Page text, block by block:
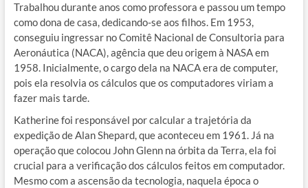
Trabalhou durante anos como professora e passou um tempo
como dona de casa, dedicando-se aos filhos. Em 1953,
conseguiu ingressar no Comitê Nacional de Consultoria para
Aeronáutica (NACA), agência que deu origem à NASA em
1958. Inicialmente, o cargo dela na NACA era de computer,
pois ela resolvia os cálculos que os computadores viriam a
fazer mais tarde.
Katherine foi responsável por calcular a trajetória da
expedição de Alan Shepard, que aconteceu em 1961. Já na
operação que colocou John Glenn na órbita da Terra, ela foi
crucial para a verificação dos cálculos feitos em computador.
Mesmo com a ascensão da tecnologia, naquela época o